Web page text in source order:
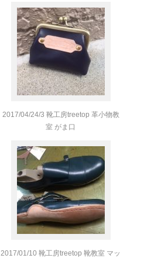
2017/04/24/3 靴工房treetop 革小物教
室 がま口
2017/01/10 靴工房treetop 靴教室 マッ